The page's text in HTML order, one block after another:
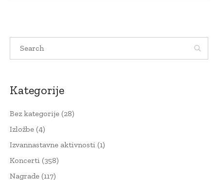
Kategorije
Bez kategorije (28)
Izložbe (4)
Izvannastavne aktivnosti (1)
Koncerti (358)
Nagrade (117)